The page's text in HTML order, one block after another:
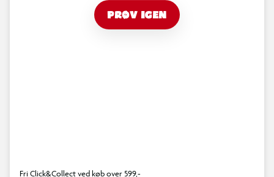
PRØV IGEN
Fri Click&Collect ved køb over 599,-